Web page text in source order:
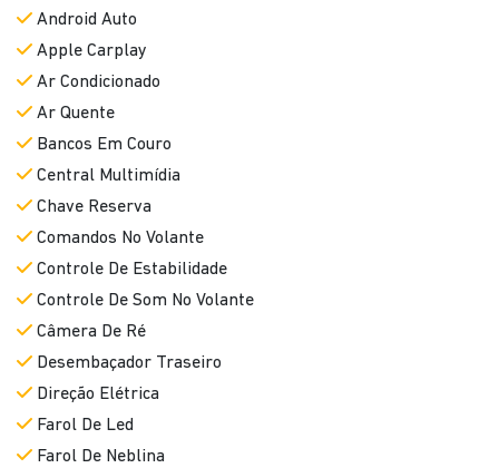
Android Auto
Apple Carplay
Ar Condicionado
Ar Quente
Bancos Em Couro
Central Multimídia
Chave Reserva
Comandos No Volante
Controle De Estabilidade
Controle De Som No Volante
Câmera De Ré
Desembaçador Traseiro
Direção Elétrica
Farol De Led
Farol De Neblina